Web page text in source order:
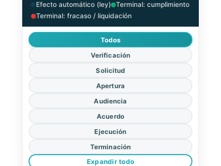
Efecto automático (ley)
Terminal: cumplimiento
Terminal: fracaso / liquidación
Todos
Verificación
Solicitud
Apertura
Audiencia
Acuerdo
Ejecución
Terminación
Expandir todo